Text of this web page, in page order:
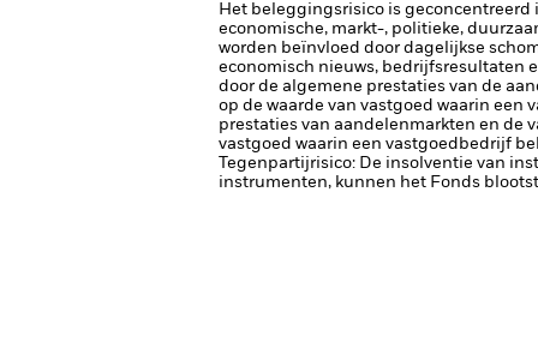
Het beleggingsrisico is geconcentreerd
economische, markt-, politieke,
worden beïnvloed door dagelijkse
economisch nieuws, bedrijfsresultaten
door de algemene prestaties van de
op de waarde van vastgoed waarin een
prestaties van aandelenmarkten en de
vastgoed waarin een vastgoedbedrijf
Tegenpartijrisico: De insolventie van
instrumenten, kunnen het Fonds